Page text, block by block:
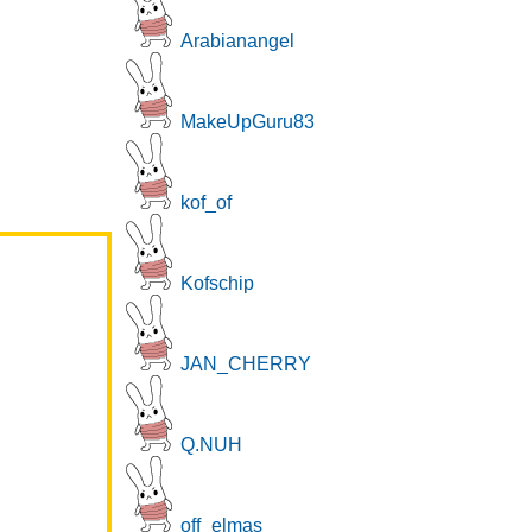
Arabianangel
MakeUpGuru83
kof_of
Kofschip
JAN_CHERRY
Q.NUH
off_elmas